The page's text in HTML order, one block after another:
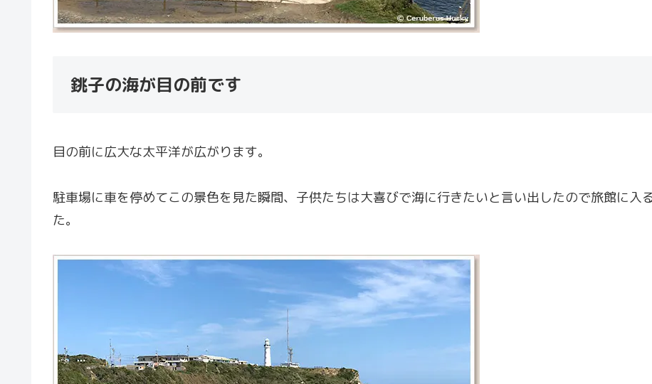
銚子の海が目の前です
目の前に広大な太平洋が広がります。
駐車場に車を停めてこの景色を見た瞬間、子供たちは大喜びで海に行きたいと言い出したので旅館に入
た。